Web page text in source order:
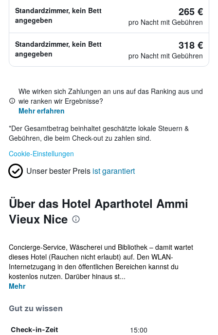
Standardzimmer, kein Bett
angegeben
265 €
pro Nacht mit Gebühren
Standardzimmer, kein Bett
angegeben
318 €
pro Nacht mit Gebühren
Wie wirken sich Zahlungen an uns auf das Ranking aus und
wie ranken wir Ergebnisse?
Mehr erfahren
*Der Gesamtbetrag beinhaltet geschätzte lokale Steuern &
Gebühren, die beim Check-out zu zahlen sind.
Cookie-Einstellungen
Unser bester Preis ist garantiert
Über das Hotel Aparthotel Ammi
Vieux Nice
Concierge-Service, Wäscherei und Bibliothek – damit wartet
dieses Hotel (Rauchen nicht erlaubt) auf. Den WLAN-
Internetzugang in den öffentlichen Bereichen kannst du
kostenlos nutzen. Darüber hinaus st...
Mehr
Gut zu wissen
Check-in-Zeit 15:00